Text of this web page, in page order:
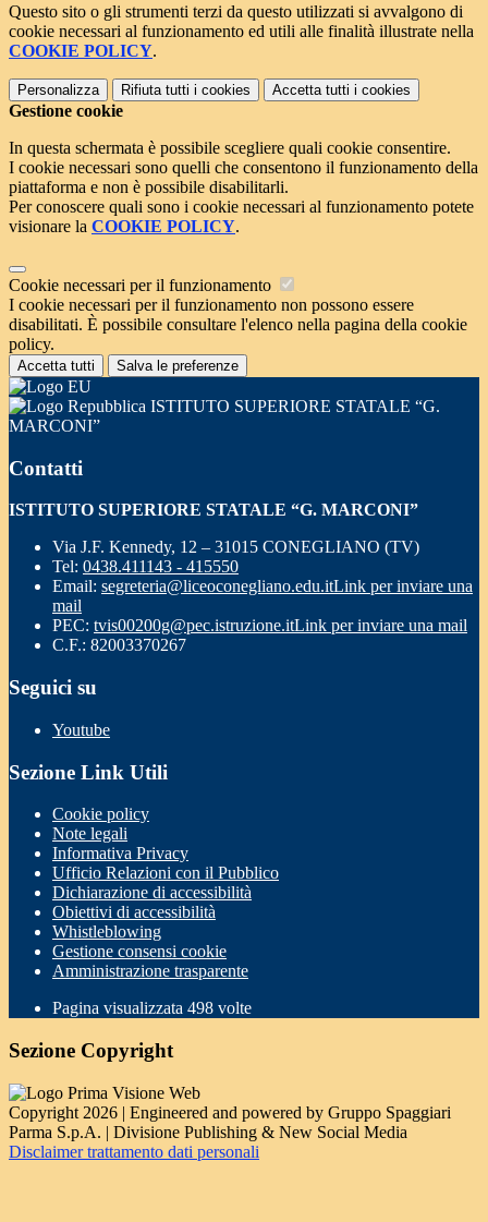
Questo sito o gli strumenti terzi da questo utilizzati si avvalgono di
cookie necessari al funzionamento ed utili alle finalità illustrate nella
COOKIE POLICY.
Personalizza Rifiuta tutti i cookies Accetta tutti i cookies
Gestione cookie
In questa schermata è possibile scegliere quali cookie consentire.
I cookie necessari sono quelli che consentono il funzionamento della
piattaforma e non è possibile disabilitarli.
Per conoscere quali sono i cookie necessari al funzionamento potete
visionare la COOKIE POLICY.
Cookie necessari per il funzionamento
I cookie necessari per il funzionamento non possono essere
disabilitati. È possibile consultare l'elenco nella pagina della cookie
policy.
Accetta tutti Salva le preferenze
ISTITUTO SUPERIORE STATALE “G.
MARCONI”
Contatti
ISTITUTO SUPERIORE STATALE “G. MARCONI”
Via J.F. Kennedy, 12 – 31015 CONEGLIANO (TV)
Tel: 0438.411143 - 415550
Email: segreteria@liceoconegliano.edu.itLink per inviare una
mail
PEC: tvis00200g@pec.istruzione.itLink per inviare una mail
C.F.: 82003370267
Seguici su
Youtube
Sezione Link Utili
Cookie policy
Note legali
Informativa Privacy
Ufficio Relazioni con il Pubblico
Dichiarazione di accessibilità
Obiettivi di accessibilità
Whistleblowing
Gestione consensi cookie
Amministrazione trasparente
Pagina visualizzata 498 volte
Sezione Copyright
Copyright 2026 | Engineered and powered by Gruppo Spaggiari
Parma S.p.A. | Divisione Publishing & New Social Media
Disclaimer trattamento dati personali